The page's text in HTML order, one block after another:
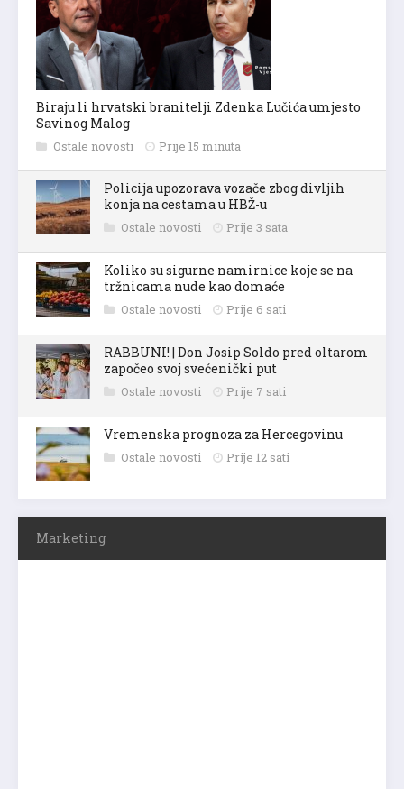
Biraju li hrvatski branitelji Zdenka Lučića umjesto
Savinog Malog
Ostale novosti Prije 15 minuta
Policija upozorava vozače zbog divljih
konja na cestama u HBŽ-u
Ostale novosti Prije 3 sata
Koliko su sigurne namirnice koje se na
tržnicama nude kao domaće
Ostale novosti Prije 6 sati
RABBUNI! | Don Josip Soldo pred oltarom
započeo svoj svećenički put
Ostale novosti Prije 7 sati
Vremenska prognoza za Hercegovinu
Ostale novosti Prije 12 sati
Marketing